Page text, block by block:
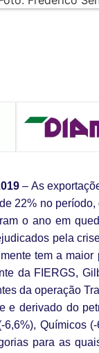
– As
22% no
o ano em
pela
tem a
da FIERGS,
da operação
e derivado do
Químicos
para as